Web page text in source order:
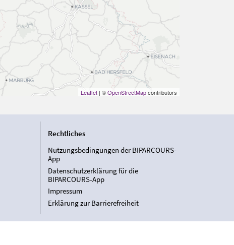
Leaflet| ©OpenStreetMapcontributors
Rechtliches
Nutzungsbedingungen der BIPARCOURS-
App
Datenschutzerklärung für die
BIPARCOURS-App
Impressum
Erklärung zur Barrierefreiheit